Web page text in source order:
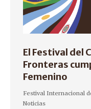
El Festival del
Fronteras
Femenino
Festival Internacional
Noticias